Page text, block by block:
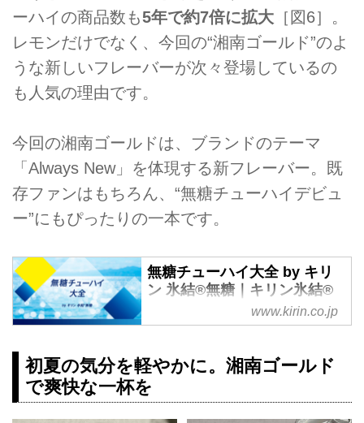
ーハイの商品数も5年で約7倍に拡大 ［図6］。
レモンだけでなく、今回の“湘南ゴールド”のよ
うな新しいフレーバーが次々登場しているの
も人気の理由です。
今回の湘南ゴールドは、ブランドのテーマ
「Always New」を体現する新フレーバー。既
存ファンはもちろん、“無糖チューハイデビュ
ー”にもぴったりの一本です。
無糖チューハイ大全 by キリ
ン 氷結®無糖｜キリン氷結®
ータや人気の理由など「氷結®︎無
糖」が「無糖チューハイの全貌」
www.kirin.co.jp
初夏の気分を軽やかに。湘南ゴールド
で爽快な一杯を